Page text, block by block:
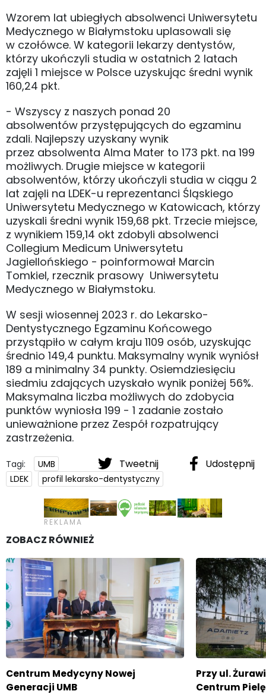
Wzorem lat ubiegłych absolwenci Uniwersytetu
Medycznego w Białymstoku uplasowali się
w czołówce. W kategorii lekarzy dentystów,
którzy ukończyli studia w ostatnich 2 latach
zajęli 1 miejsce w Polsce uzyskując średni wynik
160,24 pkt.
- Wszyscy z naszych ponad 20
absolwentów przystępujących do egzaminu
zdali. Najlepszy uzyskany wynik
przez absolwenta Alma Mater to 173 pkt. na 199
możliwych. Drugie miejsce w kategorii
absolwentów, którzy ukończyli studia w ciągu 2
lat zajęli na LDEK-u reprezentanci Śląskiego
Uniwersytetu Medycznego w Katowicach, którzy
uzyskali średni wynik 159,68 pkt. Trzecie miejsce,
z wynikiem 159,14 okt zdobyli absolwenci
Collegium Medicum Uniwersytetu
Jagiellońskiego - poinformował Marcin
Tomkiel, rzecznik prasowy Uniwersytetu
Medycznego w Białymstoku.
W sesji wiosennej 2023 r. do Lekarsko-
Dentystycznego Egzaminu Końcowego
przystąpiło w całym kraju 1109 osób, uzyskując
średnio 149,4 punktu. Maksymalny wynik wyniósł
189 a minimalny 34 punkty. Osiemdziesięciu
siedmiu zdających uzyskało wynik poniżej 56%.
Maksymalna liczba możliwych do zdobycia
punktów wyniosła 199 - 1 zadanie zostało
unieważnione przez Zespół rozpatrujący
zastrzeżenia.
Tweetnij Udostępnij
Tagi:
UMB
LDEK
profil lekarsko-dentystyczny
ZOBACZ RÓWNIEŻ
Centrum Medycyny Nowej
Generacji UMB
Przy ul.
Centrum